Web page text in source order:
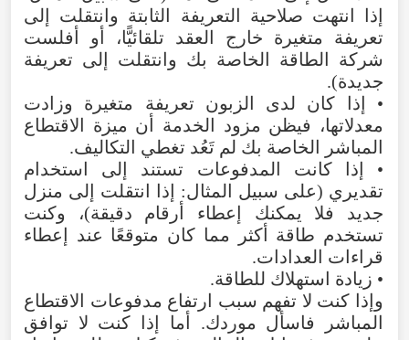
إذا انتهت صلاحية التعريفة الثابتة وانتقلت إلى
تعريفة متغيرة خارج العقد تلقائيًّا، أو أفلست
شركة الطاقة الخاصة بك وانتقلت إلى تعريفة
جديدة).
• إذا كان لدى الزبون تعريفة متغيرة وزادت
معدلاتها، فيظن مزود الخدمة أن ميزة الاقتطاع
المباشر الخاصة بك لم تَعُد تغطي التكاليف.
• إذا كانت المدفوعات تستند إلى استخدام
تقديري (على سبيل المثال: إذا انتقلت إلى منزل
جديد فلا يمكنك إعطاء أرقام دقيقة)، وكنت
تستخدم طاقة أكثر مما كان متوقعًا عند إعطاء
قراءات العدادات.
• زيادة استهلاك للطاقة.
وإذا كنت لا تفهم سبب ارتفاع مدفوعات الاقتطاع
المباشر فاسأل موردك. أما إذا كنت لا توافق